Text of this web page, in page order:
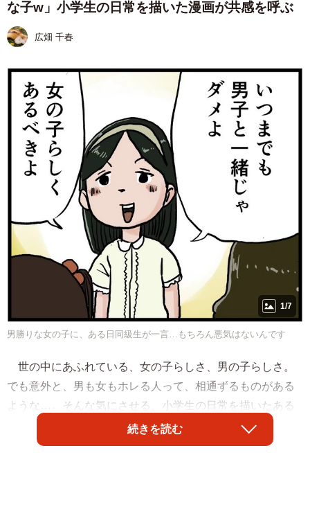
な子w」小学生の日常を描いた漫画が共感を呼ぶ
広畑 千春
1/7
男勝りな女の子に、ある日同級生が一言…もちろん悪気はないんです
世の中にあふれている、女の子らしさ、男の子らしさ。
でも意外と、男も女もホレる人って、相通ずるものがある
ような…。そんな気にさせる、小学生の日常を描いたある
漫画が共感を呼んでいます。続きを読む